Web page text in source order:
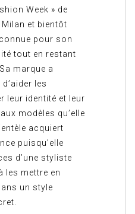
Week » de
et bientôt
pour son
tout en restant
marque a
les
leur identité et leur
modèles qu’elle
acquiert
puisqu’elle
d’une styliste
les mettre en
un style